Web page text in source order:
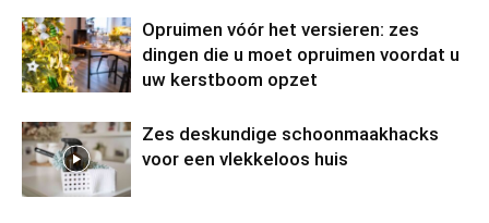
Opruimen vóór het versieren: zes
dingen die u moet opruimen voordat u
uw kerstboom opzet
Zes deskundige schoonmaakhacks
voor een vlekkeloos huis